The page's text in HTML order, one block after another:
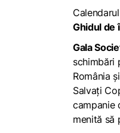
Ghidul de
Gala
schimbări
România
Salvați
campanie
menită să